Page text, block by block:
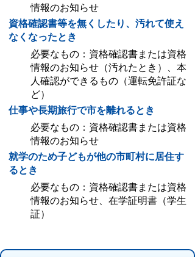
情報のお知らせ
資格確認書等を無くしたり、汚れて使え
なくなったとき
必要なもの：資格確認書または資格
情報のお知らせ（汚れたとき）、本
人確認ができるもの（運転免許証な
ど）
仕事や長期旅行で市を離れるとき
必要なもの：資格確認書または資格
情報のお知らせ
就学のため子どもが他の市町村に居住す
るとき
必要なもの：資格確認書または資格
情報のお知らせ、在学証明書（学生
証）